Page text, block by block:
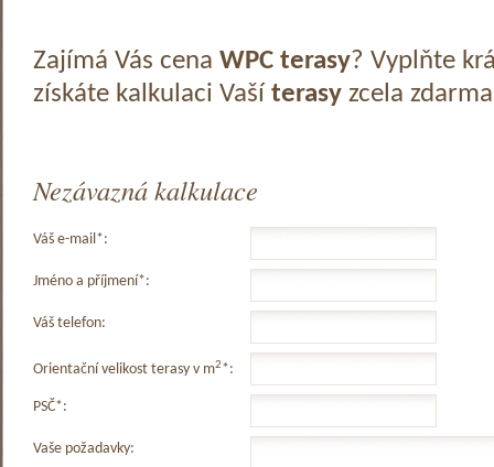
Zajímá Vás cena WPC terasy? Vyplňte
získáte kalkulaci Vaší terasyzcela
Nezávazná kalkulace
Váš e-mail*:
Jméno a příjmení*:
Váš telefon:
Orientační velikost terasy v m2*:
PSČ*:
Vaše požadavky: